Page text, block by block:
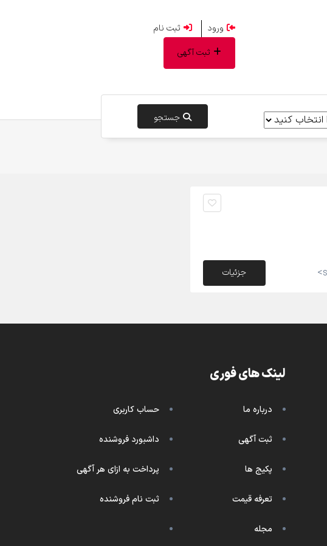
جستجو
ورود
ثبت نام
ثبت آگهی
جزئیات
لینک های فوری
درباره ما
ثبت آگهی
پکیج ها
تعرفه قیمت
مجله
حساب کاربری
داشبورد فروشنده
پرداخت به ازای هر آگهی
ثبت نام فروشنده